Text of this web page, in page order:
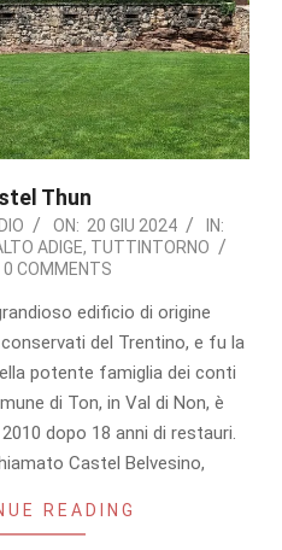
Thun
ON: 20 GIU 2024
IN:
ADIGE, TUTTINTORNO
0 COMMENTS
edificio di origine
del Trentino, e fu la
potente famiglia dei conti
di Ton, in Val di Non, è
dopo 18 anni di restauri.
Castel Belvesino,
READING